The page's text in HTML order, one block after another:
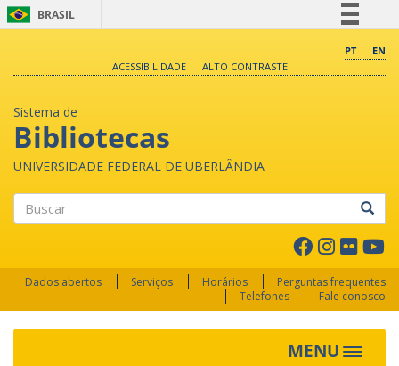
BRASIL
Comunica BR
PT
EN
ACESSIBILIDADE
ALTO CONTRASTE
Sistema de
Bibliotecas
UNIVERSIDADE FEDERAL DE UBERLÂNDIA
Dados abertos Serviços Horários
Perguntas frequentes
Telefones
Fale conosco
MENU Toggle